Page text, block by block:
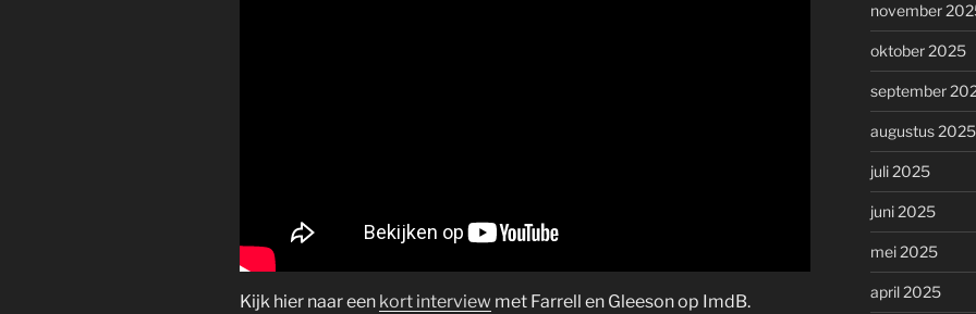
Kijk hier naar een kort interview met Farrell en Gleeson op ImdB.
november
oktober 2025
september
augustus 2025
juli 2025
juni 2025
mei 2025
april 2025